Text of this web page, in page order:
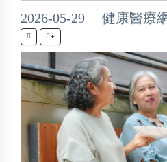
2026-05-29 健康醫療
+